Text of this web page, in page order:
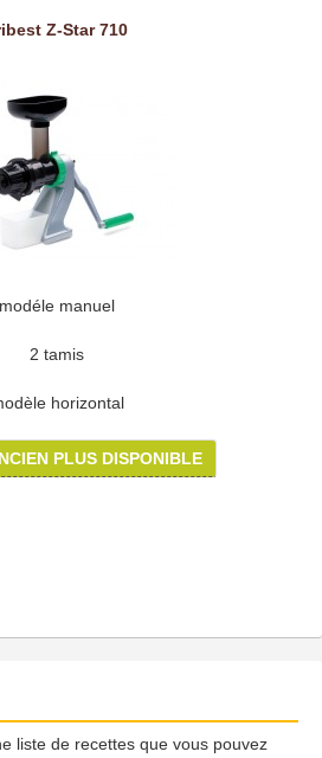
Z-Star 710
modéle manuel
2 tamis
horizontal
PLUS DISPONIBLE
liste de recettes que vous pouvez